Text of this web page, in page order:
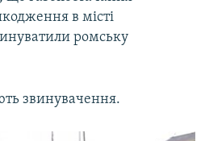
в місті
ромську
звинувачення.